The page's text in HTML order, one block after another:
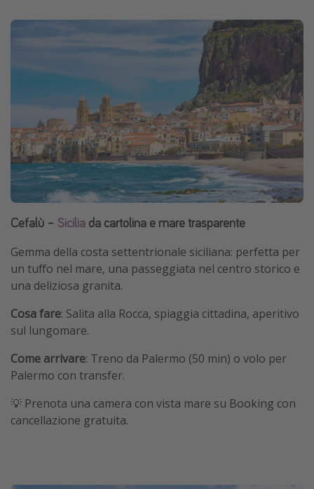
Cefalù – Sicilia da cartolina e mare trasparente
Gemma della costa settentrionale siciliana: perfetta per
un tuffo nel mare, una passeggiata nel centro storico e
una deliziosa granita.
Cosa fare: Salita alla Rocca, spiaggia cittadina, aperitivo
sul lungomare.
Come arrivare: Treno da Palermo (50 min) o volo per
Palermo con transfer.
💡 Prenota una camera con vista mare su Booking con
cancellazione gratuita.